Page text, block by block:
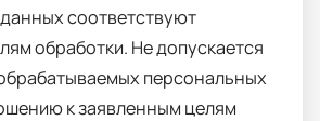
соответствуют
обработки. Не допускается
персональных
к заявленным целям